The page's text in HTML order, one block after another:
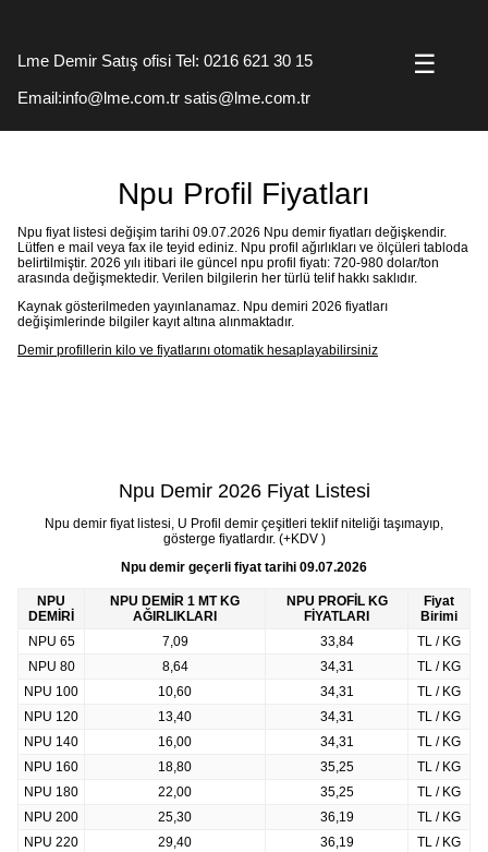
☰
Lme Demir Satış ofisi Tel: 0216 621 30 15
Email:info@lme.com.tr satis@lme.com.tr
Npu Profil Fiyatları
Npu fiyat listesi değişim tarihi 09.07.2026 Npu demir fiyatları değişkendir.
Lütfen e mail veya fax ile teyid ediniz. Npu profil ağırlıkları ve ölçüleri tabloda
belirtilmiştir. 2026 yılı itibari ile güncel npu profil fiyatı: 720-980 dolar/ton
arasında değişmektedir. Verilen bilgilerin her türlü telif hakkı saklıdır.
Kaynak gösterilmeden yayınlanamaz. Npu demiri 2026 fiyatları
değişimlerinde bilgiler kayıt altına alınmaktadır.
Demir profillerin kilo ve fiyatlarını otomatik hesaplayabilirsiniz
Npu Demir 2026 Fiyat Listesi
Npu demir fiyat listesi, U Profil demir çeşitleri teklif niteliği taşımayıp,
gösterge fiyatlardır. (+KDV )
Npu demir geçerli fiyat tarihi 09.07.2026
NPU
DEMİRİ
NPU DEMİR 1 MT KG
AĞIRLIKLARI
NPU PROFİL KG
FİYATLARI
Fiyat
Birimi
NPU 65
7,09 33,84
TL / KG
NPU 80
8,64 34,31
TL / KG
NPU 100
10,60 34,31
TL / KG
NPU 120
13,40 34,31
TL / KG
NPU 140
16,00 34,31
TL / KG
NPU 160
18,80 35,25
TL / KG
NPU 180
22,00 35,25
TL / KG
NPU 200
25,30 36,19
TL / KG
NPU 220
29,40 36,19
TL / KG